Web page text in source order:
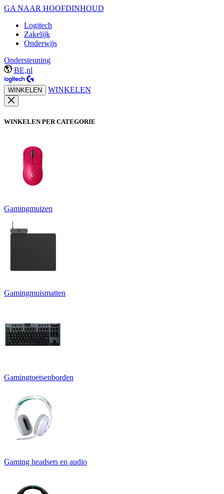
GA NAAR HOOFDINHOUD
Logitech
Zakelijk
Onderwijs
Ondersteuning
BE,nl
WINKELEN WINKELEN
WINKELEN PER CATEGORIE
Gamingmuizen
Gamingmuismatten
Gamingtoetsenborden
Gaming headsets en audio